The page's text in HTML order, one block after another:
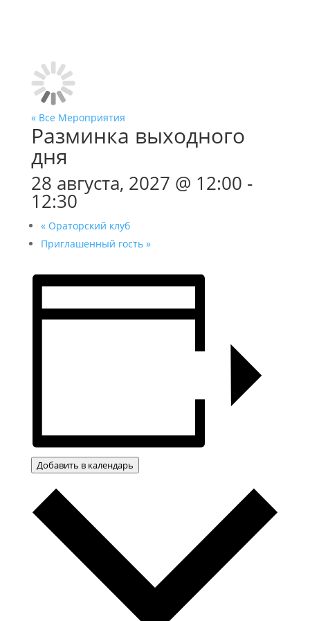
« Все Мероприятия
Разминка выходного
дня
28 августа, 2027 @ 12:00 -
12:30
«Ораторский клуб
Приглашенный гость »
Добавить в календарь